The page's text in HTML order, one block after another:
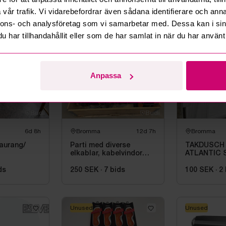
trafik. Vi vidarebefordrar även sådana identifierare och
och analysföretag som vi samarbetar med. Dessa kan i
har tillhandahållit eller som de har samlat in när du har
Anpassa
50 SEK ·1 bids
assietter,
bestick
50 SEK ·1
6d 8h Bromma 12d 7h
Parti med diverse
elkablar, kabelvindor
250 SEK · 7 bids
Bromma
ATLANTIC
160C\/C,
100 SEK · 2
Unused
Unused Unused